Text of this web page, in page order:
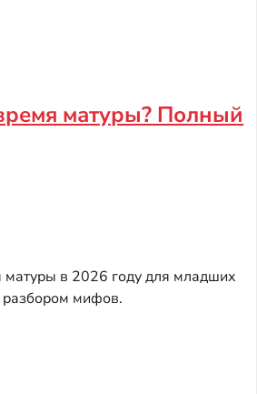
матуры? Полный
матуры в 2026 году для младших
разбором мифов.